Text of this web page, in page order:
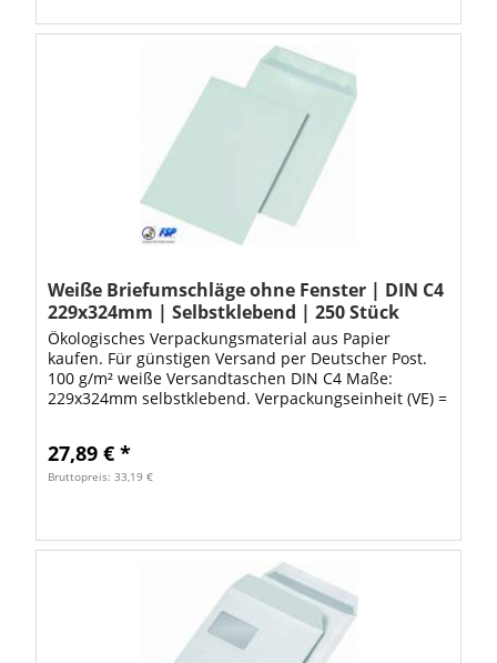
Weiße Briefumschläge ohne Fenster | DIN C4
229x324mm | Selbstklebend | 250 Stück
Ökologisches Verpackungsmaterial aus Papier
kaufen. Für günstigen Versand per Deutscher Post.
100 g/m² weiße Versandtaschen DIN C4 Maße:
229x324mm selbstklebend. Verpackungseinheit (VE) =
27,89 € *
Bruttopreis: 33,19 €